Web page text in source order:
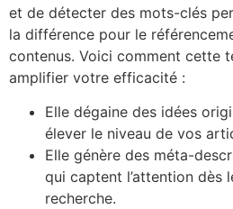
et de détecter des mots-clés
la différence pour le
contenus. Voici comment cette
amplifier votre efficacité :
Elle dégaine des idées
élever le niveau de vos
Elle génère des méta-
qui captent l’attention dès
recherche.